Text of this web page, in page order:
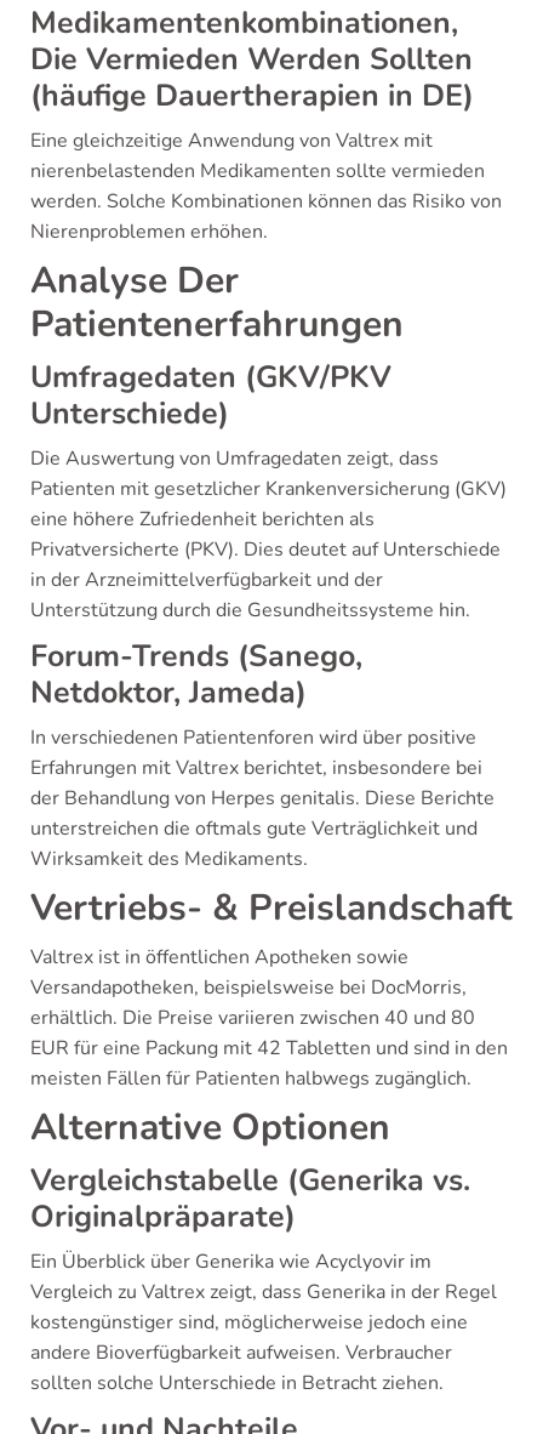
Medikamentenkombinationen,
Die Vermieden Werden Sollten
(häufige Dauertherapien in DE)
Eine gleichzeitige Anwendung von Valtrex mit
nierenbelastenden Medikamenten sollte vermieden
werden. Solche Kombinationen können das Risiko von
Nierenproblemen erhöhen.
Analyse Der
Patientenerfahrungen
Umfragedaten (GKV/PKV
Unterschiede)
Die Auswertung von Umfragedaten zeigt, dass
Patienten mit gesetzlicher Krankenversicherung (GKV)
eine höhere Zufriedenheit berichten als
Privatversicherte (PKV). Dies deutet auf Unterschiede
in der Arzneimittelverfügbarkeit und der
Unterstützung durch die Gesundheitssysteme hin.
Forum-Trends (Sanego,
Netdoktor, Jameda)
In verschiedenen Patientenforen wird über positive
Erfahrungen mit Valtrex berichtet, insbesondere bei
der Behandlung von Herpes genitalis. Diese Berichte
unterstreichen die oftmals gute Verträglichkeit und
Wirksamkeit des Medikaments.
Vertriebs- & Preislandschaft
Valtrex ist in öffentlichen Apotheken sowie
Versandapotheken, beispielsweise bei DocMorris,
erhältlich. Die Preise variieren zwischen 40 und 80
EUR für eine Packung mit 42 Tabletten und sind in den
meisten Fällen für Patienten halbwegs zugänglich.
Alternative Optionen
Vergleichstabelle (Generika vs.
Originalpräparate)
Ein Überblick über Generika wie Acyclyovir im
Vergleich zu Valtrex zeigt, dass Generika in der Regel
kostengünstiger sind, möglicherweise jedoch eine
andere Bioverfügbarkeit aufweisen. Verbraucher
sollten solche Unterschiede in Betracht ziehen.